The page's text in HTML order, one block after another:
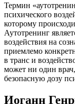
Термин
психического
которому
Аутотренинг
воздействия на
приемлемо
в транс и
может ни один
безопасную дозу
Иоганн